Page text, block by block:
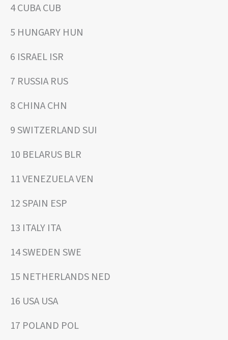
4 CUBA CUB
5 HUNGARY HUN
6 ISRAEL ISR
7 RUSSIA RUS
8 CHINA CHN
9 SWITZERLAND SUI
10 BELARUS BLR
11 VENEZUELA VEN
12 SPAIN ESP
13 ITALY ITA
14 SWEDEN SWE
15 NETHERLANDS NED
16 USA USA
17 POLAND POL